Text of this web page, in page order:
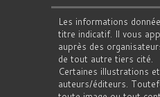
Les informations
titre indicatif. Il vous
auprès des
de tout autre tiers cité.
Certaines illustrations
auteurs/éditeurs.